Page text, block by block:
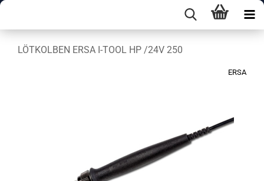
LÖTKOLBEN ERSA I-TOOL HP /24V 250
ERSA